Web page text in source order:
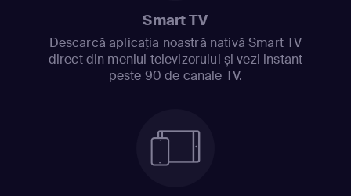
Smart TV
Descarcă aplicația noastră nativă Smart TV
direct din meniul televizorului și vezi instant
peste 90 de canale TV.